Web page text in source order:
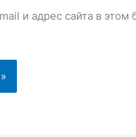
и адрес сайта в